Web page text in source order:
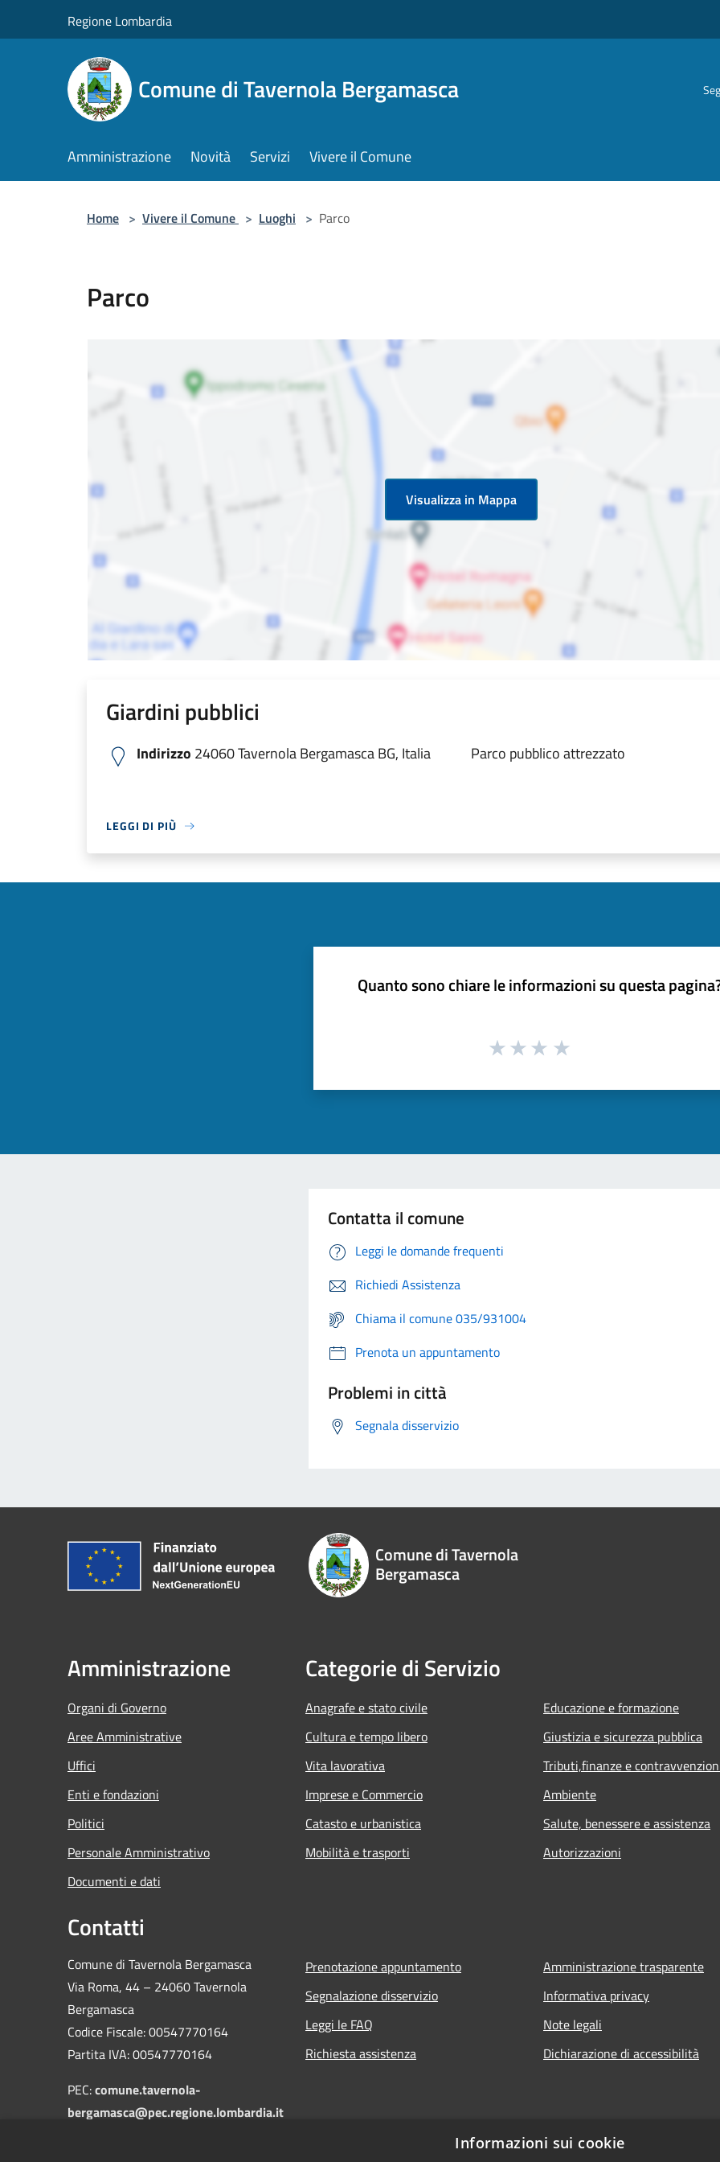
Regione Lombardia
Comune di Tavernola Bergamasca
Amministrazione Novità Servizi Vivere il Comune
Home > Vivere il Comune > Luoghi > Parco
Parco
Visualizza in Mappa
Giardini pubblici
Indirizzo 24060 Tavernola Bergamasca BG, Italia Parco pubblico attrezzato
LEGGI DI PIÙ
Quanto sono chiare le informazioni su questa
Contatta il comune
Leggi le domande frequenti
Richiedi Assistenza
Chiama il comune 035/931004
Prenota un appuntamento
Problemi in città
Segnala disservizio
Comune di Tavernola
Bergamasca
Amministrazione
Organi di Governo
Aree Amministrative
Uffici
Enti e fondazioni
Politici
Personale Amministrativo
Documenti e dati
Categorie di Servizio
Anagrafe e stato civile
Cultura e tempo libero
Vita lavorativa
Imprese e Commercio
Catasto e urbanistica
Mobilità e trasporti
Educazione e formazione
Giustizia e sicurezza pubblica
Tributi,finanze e
Ambiente
Salute, benessere e assistenza
Autorizzazioni
Contatti
Comune di Tavernola Bergamasca
Via Roma, 44 – 24060 Tavernola
Bergamasca
Codice Fiscale: 00547770164
Partita IVA: 00547770164
PEC:comune.tavernola-
bergamasca@pec.regione.lombardia.it
Prenotazione appuntamento
Segnalazione disservizio
Leggi le FAQ
Richiesta assistenza
Amministrazione trasparente
Informativa privacy
Note legali
Dichiarazione di accessibilità
Informazioni sui cookie